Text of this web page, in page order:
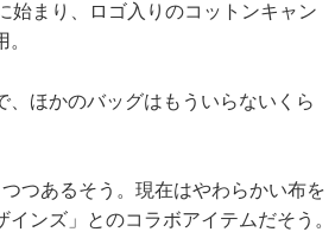
始まり、ロゴ入りのコットンキャン
、ほかのバッグはもういらないくら
つあるそう。現在はやわらかい布を
ンズ」とのコラボアイテムだそう。